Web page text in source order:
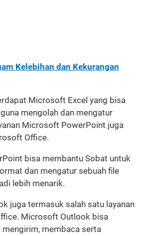
Kelebihan dan Kekurangan
Microsoft Excel yang bisa
mengolah dan mengatur
Microsoft PowerPoint juga
Office.
bisa membantu Sobat untuk
dan mengatur sebuah file
lebih menarik.
juga termasuk salah satu layanan
Microsoft Outlook bisa
mengirim, membaca serta